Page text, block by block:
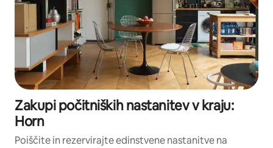
Zakupi počitniških nastanitev v kraju:
Horn
Poiščite in rezervirajte edinstvene nastanitve na